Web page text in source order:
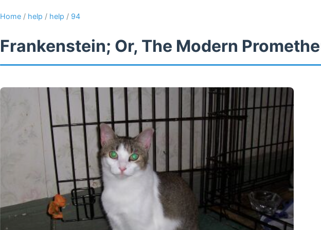
Home / help / help / 94
Frankenstein; Or, The Modern